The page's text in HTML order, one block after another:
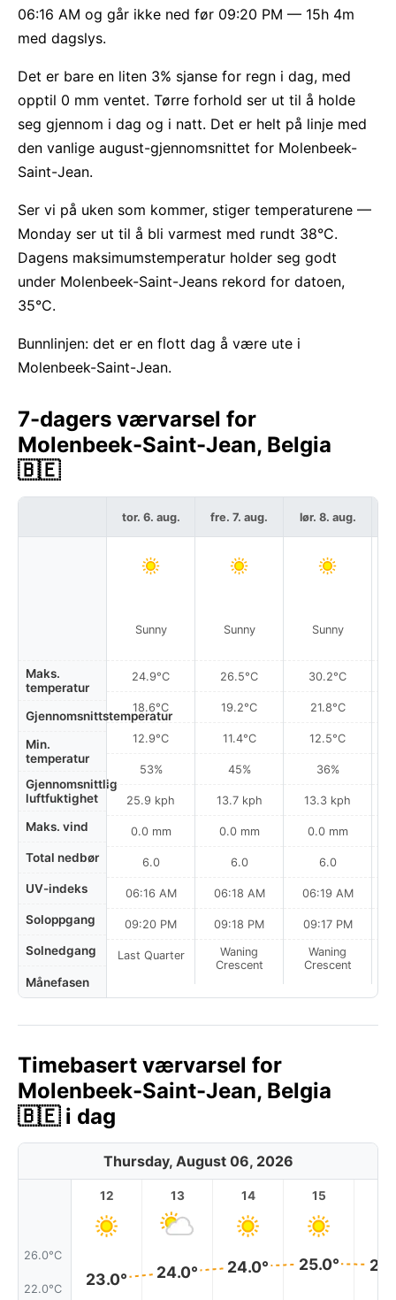
06:16 AM og går ikke ned før 09:20 PM — 15h 4m
med dagslys.
Det er bare en liten 3% sjanse for regn i dag, med
opptil 0 mm ventet. Tørre forhold ser ut til å holde
seg gjennom i dag og i natt. Det er helt på linje med
den vanlige august-gjennomsnittet for Molenbeek-
Saint-Jean.
Ser vi på uken som kommer, stiger temperaturene —
Monday ser ut til å bli varmest med rundt 38°C.
Dagens maksimumstemperatur holder seg godt
under Molenbeek-Saint-Jeans rekord for datoen,
35°C.
Bunnlinjen: det er en flott dag å være ute i
Molenbeek-Saint-Jean.
7-dagers værvarsel for
Molenbeek-Saint-Jean, Belgia
🇧🇪
Maks.
temperatur
Gjennomsnittstemperatur
Min.
temperatur
Gjennomsnittlig
luftfuktighet
Maks. vind
Total nedbør
UV-indeks
Soloppgang
Solnedgang
Månefasen
tor. 6. aug.
Sunny
24.9°C
18.6°C
12.9°C
53%
25.9 kph
0.0 mm
6.0
06:16 AM
09:20 PM
Last Quarter
fre. 7. aug.
Sunny
26.5°C
19.2°C
11.4°C
45%
13.7 kph
0.0 mm
6.0
06:18 AM
09:18 PM
Waning
Crescent
lør. 8. aug.
Sunny
30.2°C
21.8°C
12.5°C
36%
13.3 kph
0.0 mm
6.0
06:19 AM
09:17 PM
Waning
Crescent
Timebasert værvarsel for
Molenbeek-Saint-Jean, Belgia
🇧🇪 i dag
Thursday, August 06, 2026
26.0°C
22.0°C
12
23.0°
13
24.0°
14
24.0°
15
25.0°